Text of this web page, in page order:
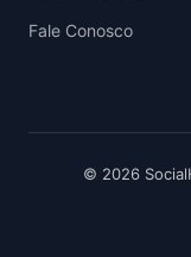
Fale Conosco
© 2026